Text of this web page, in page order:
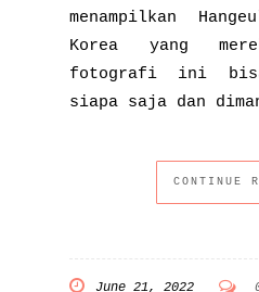
menampilkan
Korea yang
fotografi ini
siapa saja dan
CONTINUE
June 21, 2022